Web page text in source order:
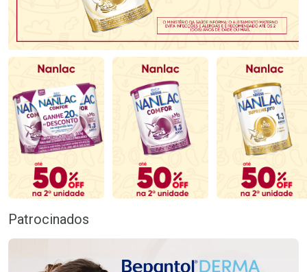
Patrocinados